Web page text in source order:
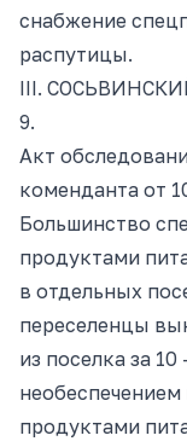
снабжение
распутицы.
III.
9.
Акт
коменданта от
Большинство
продуктами
в отдельных
переселенцы
из поселка за
продуктами